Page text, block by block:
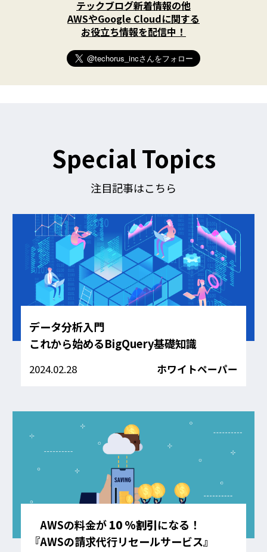
T
w
i
t
t
e
r
)
す
る
テックブログ新着情報の他
AWSやGoogle Cloudに関する
お役立ち情報を配信中！
Special Topics
注目記事はこちら
データ分析入門
これから始めるBigQuery基礎知識
2024.02.28 ホワイトペーパー
AWSの料金が10 %割引になる！
『AWSの請求代行リセールサービス』